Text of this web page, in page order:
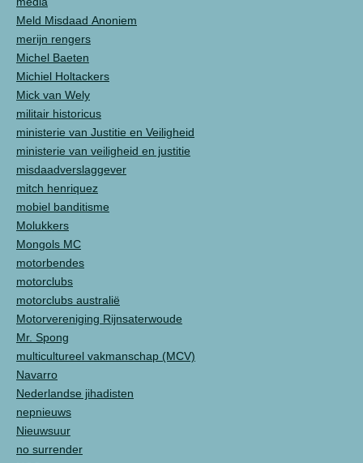
Meld Misdaad Anoniem
merijn rengers
Michel Baeten
Michiel Holtackers
Mick van Wely
militair historicus
ministerie van Justitie en Veiligheid
ministerie van veiligheid en justitie
misdaadverslaggever
mitch henriquez
mobiel banditisme
Molukkers
Mongols MC
motorbendes
motorclubs
motorclubs australië
Motorvereniging Rijnsaterwoude
Mr. Spong
multicultureel vakmanschap (MCV)
Navarro
Nederlandse jihadisten
nepnieuws
Nieuwsuur
no surrender